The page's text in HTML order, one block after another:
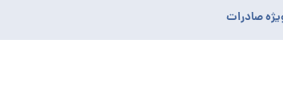
صادرات